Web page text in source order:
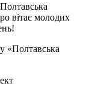
вітає молодих
«Полтавська